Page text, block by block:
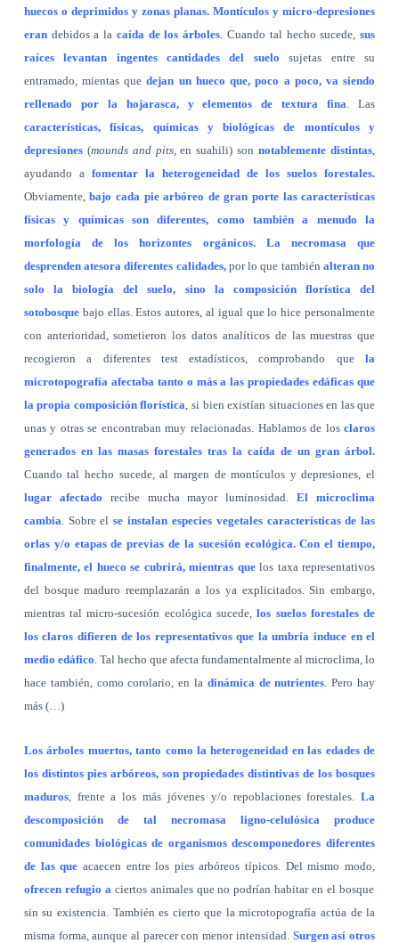
huecos o deprimidos y zonas planas. Montículos y micro-depresiones
erandebidos a la caída de los árboles . Cuando tal hecho sucede, sus
raíces levantan ingentes cantidades del suelo sujetas entre su
entramado, mientas que dejan un hueco que, poco a poco, va siendo
rellenado por la hojarasca, y elementos de textura fina . Las
características, físicas, químicas y biológicas de montículos y
depresiones(mounds and pits, en suahili) sonnotablemente distintas
ayudando a fomentar la heterogeneidad de los suelos forestales.
Obviamente,bajo cada pie arbóreo de gran porte las características
físicas y químicas son diferentes, como también a menudo la
morfología de los horizontes orgánicos. La necromasa que
desprenden atesora diferentes calidades,por lo que también alteran no
solo la biología del suelo, sino la composición florística del
sotobosquebajo ellas. Estos autores, al igual que lo hice personalmente
con anterioridad, sometieron los datos analíticos de las muestras que
recogieron a diferentes test estadísticos, comprobando quela
microtopografía afectaba tanto o más a las propiedades edáficas que
la propia composición florística , si bien existían situaciones en las que
unas y otras se encontraban muy relacionadas. Hablamos de losclaros
generados en las masas forestales tras la caída de un gran árbol.
Cuando tal hecho sucede, al margen de montículos y depresiones, el
lugar afectado recibe mucha mayor luminosidad.
El microclima
cambia . Sobre else instalan especies vegetales características de las
orlas y/o etapas de previas de la sucesión ecológica. Con el tiempo,
finalmente, el hueco se cubrirá, mientras quelos taxa representativos
del bosque maduro reemplazarán a los ya explicitados. Sin embargo,
mientras tal micro-sucesión ecológica sucede,los suelos forestales de
los claros difieren de los representativos que la umbría induce en el
medio edáfico . Tal hecho que afecta fundamentalmente al microclima, lo
hace también, como corolario, en la dinámica de nutrientes Pero hay
más (…)
Los árboles muertos, tanto como la heterogeneidad en las edades de
los distintos pies arbóreos, son propiedades distintivas de los bosques
maduros, frente a los más jóvenes y/o repoblaciones forestales.La
descomposición de tal necromasa ligno-celulósica produce
comunidades biológicas de organismos descomponedores diferentes
de las que acaecen entre los pies arbóreos típicos. Del mismo modo,
ofrecen refugio a ciertos animales que no podrían habitar en el bosque
sin su existencia. También es cierto que la microtopografía actúa de la
misma forma, aunque al parecer con menor intensidad. Surgen así otros